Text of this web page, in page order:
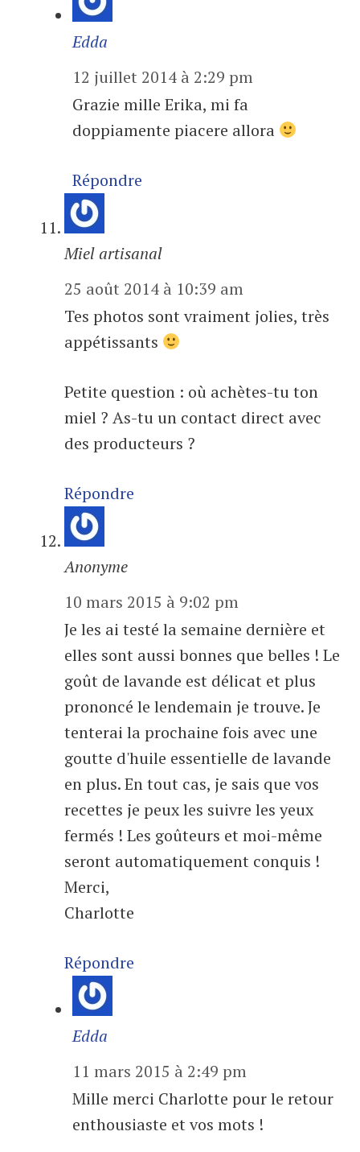
Edda
12 juillet 2014 à 2:29 pm
Grazie mille Erika, mi fa
doppiamente piacere allora
Répondre
Miel artisanal
25 août 2014 à 10:39 am
Tes photos sont vraiment jolies, très
appétissants
Petite question : où achètes-tu ton
miel ? As-tu un contact direct avec
des producteurs ?
Répondre
Anonyme
10 mars 2015 à 9:02 pm
Je les ai testé la semaine dernière et
elles sont aussi bonnes que belles ! Le
goût de lavande est délicat et plus
prononcé le lendemain je trouve. Je
tenterai la prochaine fois avec une
goutte d'huile essentielle de lavande
en plus. En tout cas, je sais que vos
recettes je peux les suivre les yeux
fermés ! Les goûteurs et moi-même
seront automatiquement conquis !
Merci,
Charlotte
Répondre
Edda
11 mars 2015 à 2:49 pm
Mille merci Charlotte pour le retour
enthousiaste et vos mots !